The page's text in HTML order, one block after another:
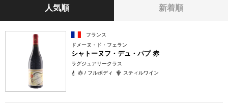
人気順 新着順
フランス
ドメーヌ・ド・フェラン
シャトーヌフ・デュ・パプ 赤
ラグジュアリークラス
赤 / フルボディ
スティルワイン